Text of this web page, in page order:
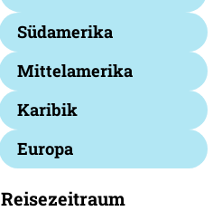
Südamerika
Mittelamerika
Karibik
Europa
Reisezeitraum